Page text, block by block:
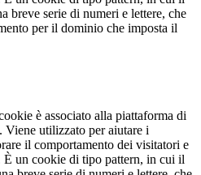
breve serie di numeri e lettere, che
per il dominio che imposta il
è associato alla piattaforma di
utilizzato per aiutare i
il comportamento dei visitatori e
È un cookie di tipo pattern, in cui il